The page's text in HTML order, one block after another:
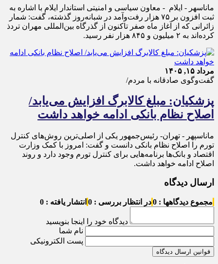
ماناسهر - ایلام - معاون سیاسی و امنیتی استاندار ایلام با اشاره به
ثبت افزون بر ۷۵ هزار رفت‌وآمد در شبانه‌روز گذشته، گفت: شمار
زائرانی که از آغاز ماه صفر تاکنون از گذرگاه بین‌المللی مهران تردذ
کرده‌اند به ۲ میلیون و ۸۴۵ هزار نفر رسید.
مرداد ۱۵, ۱۴۰۵
گفت‌وگوی صادقانه با مردم/
پزشکیان: مبلغ کالابرگ افزایش می‌یابد/
اصلاح نظام بانکی ادامه خواهد داشت
ماناسپهر - تهران- رئیس‌جمهور یکی از اصلی‌ترین روش‌های کنترل
تورم را اصلاح نظام بانکی دانست و گفت: امروز با کمک وزارت
اقتصاد و بانک‌ها برنامه‌هایی برای کنترل تورم وجود دارد و روند
اصلاح ادامه خواهد داشت.
ارسال دیدگاه
مجموع دیدگاهها : 0 در انتظار بررسی : 0 انتشار یافته : 0
دیدگاه خود را اینجا بنویسید
نام شما
پست الکترونیکی
قوانین ارسال دیدگاه